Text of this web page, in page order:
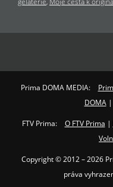
Prima DOMA MEDIA:
DOMA|
FTV Prima: O FTV Prima |
Copyright © 2012 – 2026
práva